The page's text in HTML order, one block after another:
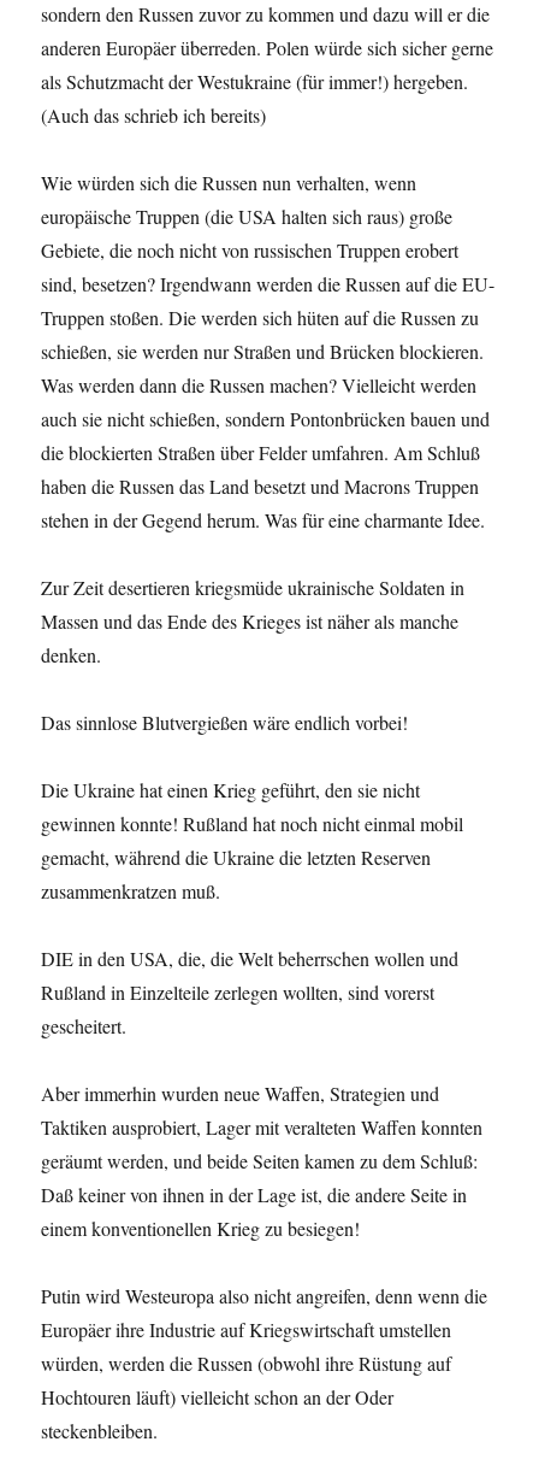
sondern den Russen zuvor zu kommen und dazu will er die
anderen Europäer überreden. Polen würde sich sicher gerne
als Schutzmacht der Westukraine (für immer!) hergeben.
(Auch das schrieb ich bereits)
Wie würden sich die Russen nun verhalten, wenn
europäische Truppen (die USA halten sich raus) große
Gebiete, die noch nicht von russischen Truppen erobert
sind, besetzen? Irgendwann werden die Russen auf die EU-
Truppen stoßen. Die werden sich hüten auf die Russen zu
schießen, sie werden nur Straßen und Brücken blockieren.
Was werden dann die Russen machen? Vielleicht werden
auch sie nicht schießen, sondern Pontonbrücken bauen und
die blockierten Straßen über Felder umfahren. Am Schluß
haben die Russen das Land besetzt und Macrons Truppen
stehen in der Gegend herum. Was für eine charmante Idee.
Zur Zeit desertieren kriegsmüde ukrainische Soldaten in
Massen und das Ende des Krieges ist näher als manche
denken.
Das sinnlose Blutvergießen wäre endlich vorbei!
Die Ukraine hat einen Krieg geführt, den sie nicht
gewinnen konnte! Rußland hat noch nicht einmal mobil
gemacht, während die Ukraine die letzten Reserven
zusammenkratzen muß.
DIE in den USA, die, die Welt beherrschen wollen und
Rußland in Einzelteile zerlegen wollten, sind vorerst
gescheitert.
Aber immerhin wurden neue Waffen, Strategien und
Taktiken ausprobiert, Lager mit veralteten Waffen konnten
geräumt werden, und beide Seiten kamen zu dem Schluß:
Daß keiner von ihnen in der Lage ist, die andere Seite in
einem konventionellen Krieg zu besiegen!
Putin wird Westeuropa also nicht angreifen, denn wenn die
Europäer ihre Industrie auf Kriegswirtschaft umstellen
würden, werden die Russen (obwohl ihre Rüstung auf
Hochtouren läuft) vielleicht schon an der Oder
steckenbleiben.